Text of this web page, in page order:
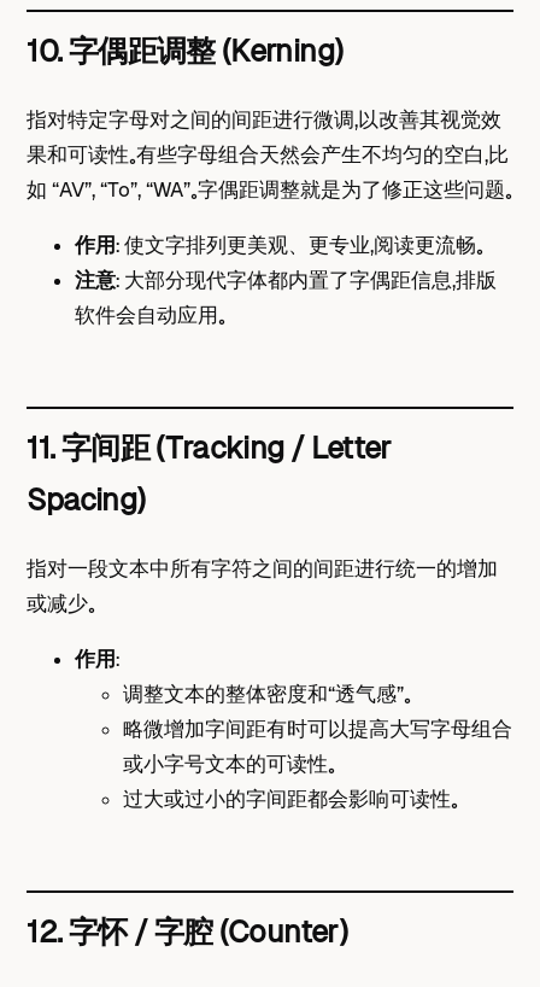
10. 字偶距调整 (Kerning)
指对特定字母对之间的间距进行微调，以改善其视觉效
果和可读性。有些字母组合天然会产生不均匀的空白，比
如 “AV”, “To”, “WA”。字偶距调整就是为了修正这些问题。
作用： 使文字排列更美观、更专业，阅读更流畅。
注意： 大部分现代字体都内置了字偶距信息，排版
软件会自动应用。
11. 字间距 (Tracking / Letter
Spacing)
指对一段文本中所有字符之间的间距进行统一的增加
或减少。
作用：
调整文本的整体密度和“透气感”。
略微增加字间距有时可以提高大写字母组合
或小字号文本的可读性。
过大或过小的字间距都会影响可读性。
12. 字怀 / 字腔 (Counter)